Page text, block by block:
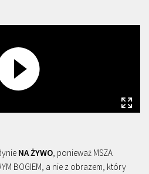
NA ŻYWO , ponieważ MSZA
BOGIEM, a nie z obrazem, który